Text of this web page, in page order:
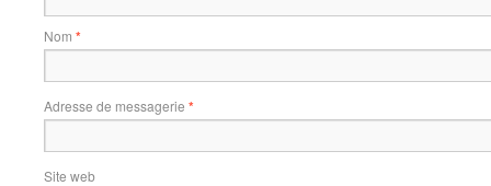
Nom *
Adresse de messagerie *
Site web